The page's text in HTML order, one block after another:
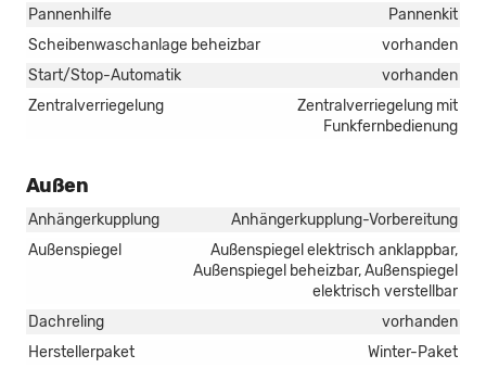
Pannenhilfe
Pannenkit
Scheibenwaschanlage beheizbar
vorhanden
Start/Stop-Automatik
vorhanden
Zentralverriegelung
Zentralverriegelung mit
Funkfernbedienung
Außen
Anhängerkupplung
Anhängerkupplung-Vorbereitung
Außenspiegel
Außenspiegel elektrisch anklappbar,
Außenspiegel beheizbar, Außenspiegel
elektrisch verstellbar
Dachreling
vorhanden
Herstellerpaket
Winter-Paket